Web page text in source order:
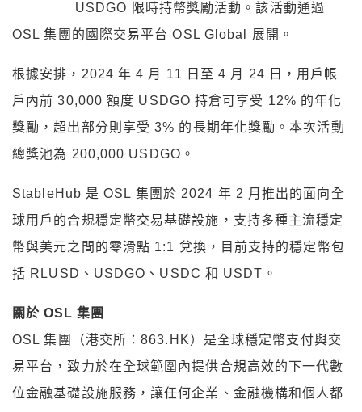
USDGO 限時持幣獎勵活動。該活動通過
OSL 集團的國際交易平台 OSL Global 展開。
根據安排，2024 年 4 月 11 日至 4 月 24 日，用戶帳
戶內前 30,000 額度 USDGO 持倉可享受 12% 的年化
獎勵，超出部分則享受 3% 的長期年化獎勵。本次活動
總獎池為 200,000 USDGO。
StableHub 是 OSL 集團於 2024 年 2 月推出的面向全
球用戶的合規穩定幣交易基礎設施，支持多種主流穩定
幣與美元之間的零滑點 1:1 兌換，目前支持的穩定幣包
括 RLUSD、USDGO、USDC 和 USDT。
關於 OSL 集團
OSL 集團（港交所：863.HK）是全球穩定幣支付與交
易平台，致力於在全球範圍內提供合規高效的下一代數
位金融基礎設施服務，讓任何企業、金融機構和個人都